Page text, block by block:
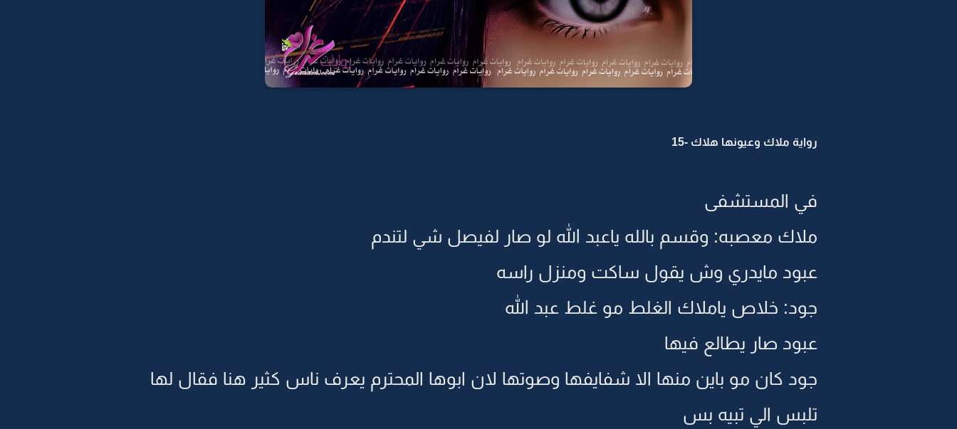
رواية ملاك وعيونها هلاك -15
في المستشفى
ملاك معصبه: وقسم بالله ياعبد الله لو صار لفيصل شي لتندم
عبود مايدري وش يقول ساكت ومنزل راسه
جود: خلاص ياملاك الغلط مو غلط عبد الله
عبود صار يطالع فيها
جود كان مو باين منها الا شفايفها وصوتها لان ابوها المحترم يعرف ناس كثير هنا فقال لها
تلبس الي تبيه بس